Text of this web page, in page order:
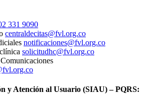
331 9090
centraldecitas@fvl.org.co
notificaciones@fvl.org.co
solicitudhc@fvl.org.co
y Atención al Usuario (SIAU) – PQRS: